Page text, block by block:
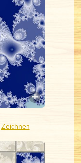
Zeichnen